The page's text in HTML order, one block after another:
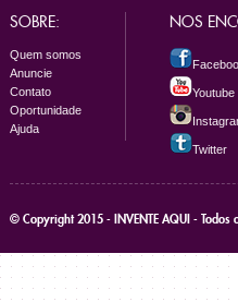
SOBRE:
Quem somos
Anuncie
Contato
Oportunidade
Ajuda
NOS
Youtube
Twitter
© Copyright 2015 - INVENTE AQUI - Todos